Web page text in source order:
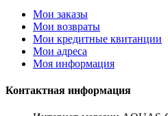
Мои заказы
Мои возвраты
Мои кредитные квитанции
Мои адреса
Моя информация
Контактная информация